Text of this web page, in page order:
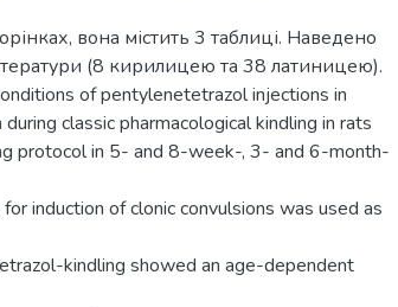
вона містить 3 таблиці. Наведено
(8 кирилицею та 38 латиницею).
of pentylenetetrazol injections in
classic pharmacological kindling in rats
protocol in 5- and 8-week-, 3- and 6-month-
induction of clonic convulsions was used as
kindling showed an age-dependent